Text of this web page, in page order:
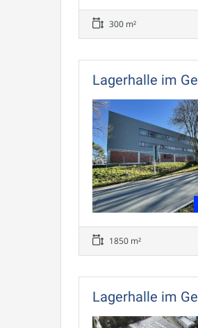
300 m²
Lagerhalle im
1850 m²
Lagerhalle im